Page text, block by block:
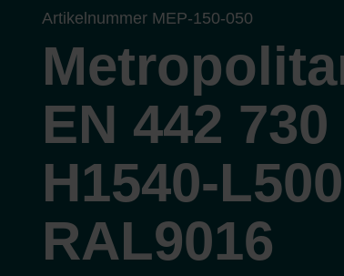
Artikelnummer MEP-150-050
EN 442
H1540-
RAL9016